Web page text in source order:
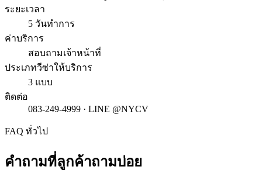
ระยะเวลา
5 วันทำการ
ค่าบริการ
สอบถามเจ้าหน้าที่
ประเภทวีซ่าให้บริการ
3 แบบ
ติดต่อ
083-249-4999 · LINE @NYCV
FAQ ทั่วไป
คำถามที่ลูกค้าถามบ่อย